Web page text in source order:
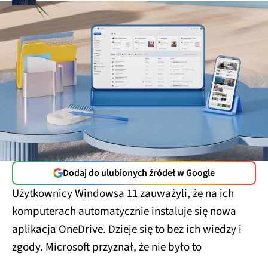
Dodaj do ulubionych źródeł w Google
Użytkownicy Windowsa 11 zauważyli, że na ich
komputerach automatycznie instaluje się nowa
aplikacja OneDrive. Dzieje się to bez ich wiedzy i
zgody. Microsoft przyznał, że nie było to